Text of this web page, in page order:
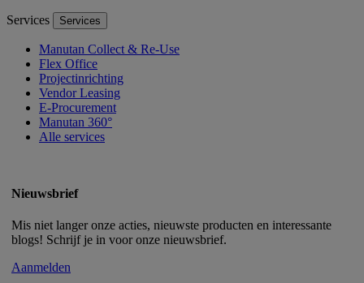
Services Services
Manutan Collect & Re-Use
Flex Office
Projectinrichting
Vendor Leasing
E-Procurement
Manutan 360°
Alle services
Nieuwsbrief
Mis niet langer onze acties, nieuwste producten en interessante
blogs! Schrijf je in voor onze nieuwsbrief.
Aanmelden